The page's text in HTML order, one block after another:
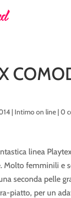
| Intimo on line|0
linea
Molto femminili e
seconda pelle
piatto, per un